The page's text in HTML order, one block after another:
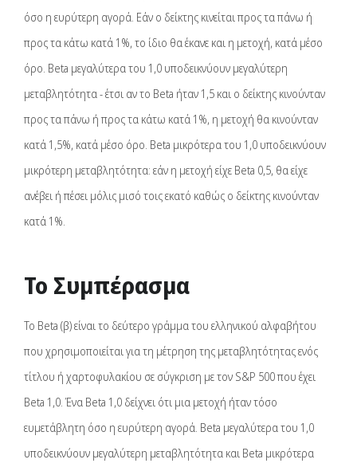
όσο η ευρύτερη αγορά. Εάν ο δείκτης κινείται προς τα πάνω ή
προς τα κάτω κατά 1%, το ίδιο θα έκανε και η μετοχή, κατά μέσο
όρο. Beta μεγαλύτερα του 1,0 υποδεικνύουν μεγαλύτερη
μεταβλητότητα - έτσι αν το Beta ήταν 1,5 και ο δείκτης κινούνταν
προς τα πάνω ή προς τα κάτω κατά 1%, η μετοχή θα κινούνταν
κατά 1,5%, κατά μέσο όρο. Beta μικρότερα του 1,0 υποδεικνύουν
μικρότερη μεταβλητότητα: εάν η μετοχή είχε Beta 0,5, θα είχε
ανέβει ή πέσει μόλις μισό τοις εκατό καθώς ο δείκτης κινούνταν
κατά 1%.
Το Συμπέρασμα
Το Beta (β) είναι το δεύτερο γράμμα του ελληνικού αλφαβήτου
που χρησιμοποιείται για τη μέτρηση της μεταβλητότητας ενός
τίτλου ή χαρτοφυλακίου σε σύγκριση με τον S&P 500 που έχει
Beta 1,0. Ένα Beta 1,0 δείχνει ότι μια μετοχή ήταν τόσο
ευμετάβλητη όσο η ευρύτερη αγορά. Beta μεγαλύτερα του 1,0
υποδεικνύουν μεγαλύτερη μεταβλητότητα και Beta μικρότερα